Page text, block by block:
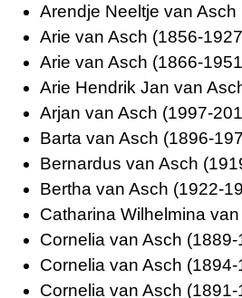
Arendje Neeltje van
Arie van Asch (1856-
Arie van Asch (1866-
Arie Hendrik Jan van
Arjan van Asch (1997-
Barta van Asch (1896-
Bernardus van Asch
Bertha van Asch (1922-
Catharina Wilhelmina
Cornelia van Asch
Cornelia van Asch
Cornelia van Asch